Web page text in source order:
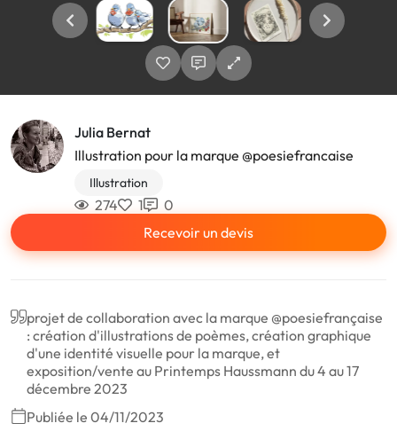
Julia Bernat
Illustration pour la marque @poesiefrancaise
Illustration
274 1
0
Recevoir un devis
projet de collaboration avec la marque @poesiefrançaise
: création d'illustrations de poèmes, création graphique
d'une identité visuelle pour la marque, et
exposition/vente au Printemps Haussmann du 4 au 17
décembre 2023
Publiée le 04/11/2023